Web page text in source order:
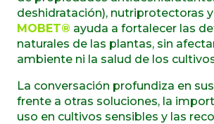
deshidratación), nutriprotectoras
MOBET® ayuda a fortalecer las
naturales de las plantas, sin
ambiente ni la salud de los
La conversación profundiza en
frente a otras soluciones, la
uso en cultivos sensibles y las